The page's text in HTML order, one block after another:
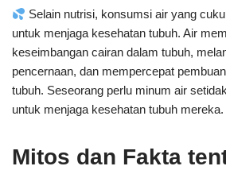
Selain nutrisi, konsumsi air yang
untuk menjaga kesehatan tubuh. Air
keseimbangan cairan dalam tubuh,
pencernaan, dan mempercepat
tubuh. Seseorang perlu minum air
untuk menjaga kesehatan tubuh mereka.
Mitos dan Fakta